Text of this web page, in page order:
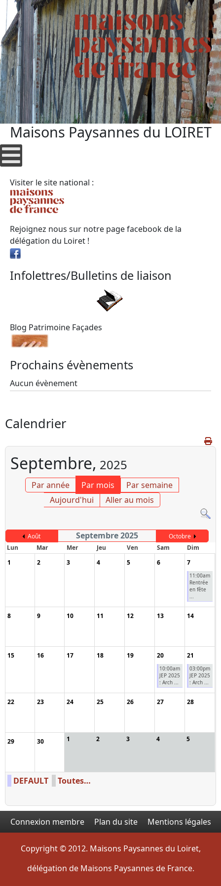
Maisons Paysannes du LOIRET
Visiter le site national :
Rejoignez nous sur notre page facebook de la
délégation du Loiret !
Infolettres/Bulletins de liaison
Blog Patrimoine Façades
Prochains évènements
Aucun évènement
Calendrier
Septembre, 2025
Par année Par mois
Par semaine
Aujourd'hui
Aller au mois
Août Septembre 2025
Octobre
Lun
Mar Mer Jeu Ven Sam
Dim
1
2 3 4 5 6 7
11:00am
Rentrée
en fête
...
8 9 10 11 12 13 14
15 16 17 18 19 20
10:00am
JEP 2025
: Arch ...
21
03:00pm
JEP 2025
: Arch ...
22 23 24 25 26 27 28
29 30 1 2 3 4 5
DEFAULT Toutes…
Connexion membre Plan du site Mentions légales
Copyright © 2012. Maisons Paysannes du Loiret,
délégation de Maisons Paysannes de France.